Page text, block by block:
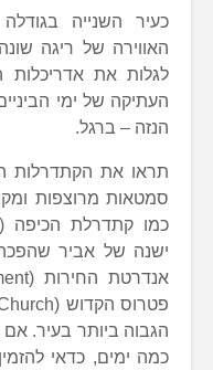
כעיר השנייה
האווירה של ריגה
לגלות את
העתיקה של ימי
הנזה – ברגל.
תראו את הקתדרלות
סמטאות מרוצפות
ישנה של אביר
הגבוה ביותר בעיר.
כמה ימים, כדאי